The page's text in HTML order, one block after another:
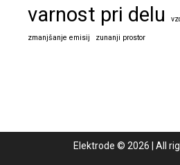
varnost pri delu
zmanjšanje emisij zunanji prostor
Elektrode © 2026 | All